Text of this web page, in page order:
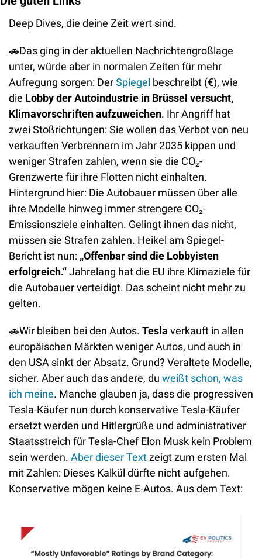
Deep Dives, die deine Zeit wert sind.
🚗Das ging in der aktuellen Nachrichtengroßlage
unter, würde aber in normalen Zeiten für mehr
Aufregung sorgen: Der Spiegel beschreibt (€), wie
die Lobby der Autoindustrie in Brüssel versucht,
Klimavorschriften aufzuweichen. Ihr Angriff hat
zwei Stoßrichtungen: Sie wollen das Verbot von neu
verkauften Verbrennern im Jahr 2035 kippen und
weniger Strafen zahlen, wenn sie die CO₂-
Grenzwerte für ihre Flotten nicht einhalten.
Hintergrund hier: Die Autobauer müssen über alle
ihre Modelle hinweg immer strengere CO₂-
Emissionsziele einhalten. Gelingt ihnen das nicht,
müssen sie Strafen zahlen. Heikel am Spiegel-
Bericht ist nun: „Offenbar sind die Lobbyisten
erfolgreich.“ Jahrelang hat die EU ihre Klimaziele für
die Autobauer verteidigt. Das scheint nicht mehr zu
gelten.
🚗Wir bleiben bei den Autos. Tesla verkauft in allen
europäischen Märkten weniger Autos, und auch in
den USA sinkt der Absatz. Grund? Veraltete Modelle,
sicher. Aber auch das andere, du weißt schon, was
ich meine. Manche glauben ja, dass die progressiven
Tesla-Käufer nun durch konservative Tesla-Käufer
ersetzt werden und Hitlergrüße und administrativer
Staatsstreich für Tesla-Chef Elon Musk kein Problem
sein werden. Aber dieser Text zeigt zum ersten Mal
mit Zahlen: Dieses Kalkül dürfte nicht aufgehen.
Konservative mögen keine E-Autos. Aus dem Text: